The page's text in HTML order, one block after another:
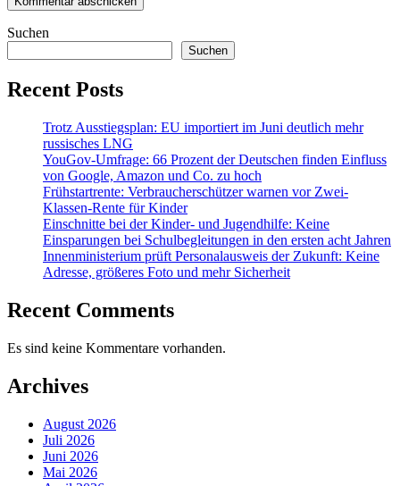
Suchen
Suchen
Recent Posts
Trotz Ausstiegsplan: EU importiert im Juni deutlich mehr
russisches LNG
YouGov-Umfrage: 66 Prozent der Deutschen finden Einfluss
von Google, Amazon und Co. zu hoch
Frühstartrente: Verbraucherschützer warnen vor Zwei-
Klassen-Rente für Kinder
Einschnitte bei der Kinder- und Jugendhilfe: Keine
Einsparungen bei Schulbegleitungen in den ersten acht Jahren
Innenministerium prüft Personalausweis der Zukunft: Keine
Adresse, größeres Foto und mehr Sicherheit
Recent Comments
Es sind keine Kommentare vorhanden.
Archives
August 2026
Juli 2026
Juni 2026
Mai 2026